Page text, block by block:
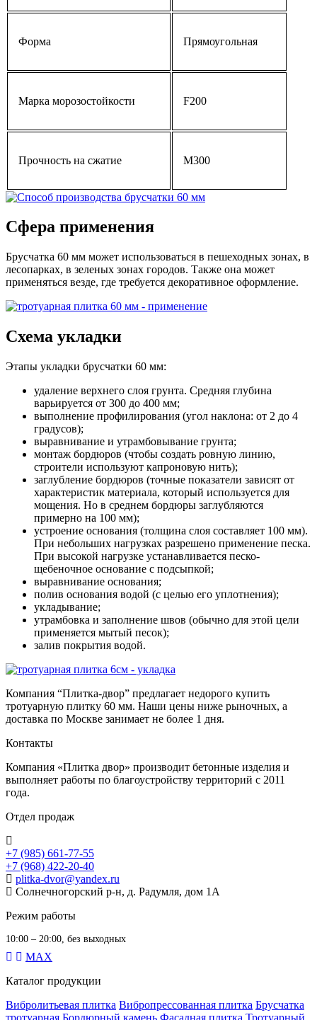
Форма Прямоугольная
Марка морозостойкости F200
Прочность на сжатие М300
Сфера применения
Брусчатка 60 мм может использоваться в пешеходных зонах, в
лесопарках, в зеленых зонах городов. Также она может
применяться везде, где требуется декоративное оформление.
Схема укладки
Этапы укладки брусчатки 60 мм:
удаление верхнего слоя грунта. Средняя глубина
варьируется от 300 до 400 мм;
выполнение профилирования (угол наклона: от 2 до 4
градусов);
выравнивание и утрамбовывание грунта;
монтаж бордюров (чтобы создать ровную линию,
строители используют капроновую нить);
заглубление бордюров (точные показатели зависят от
характеристик материала, который используется для
мощения. Но в среднем бордюры заглубляются
примерно на 100 мм);
устроение основания (толщина слоя составляет 100 мм).
При небольших нагрузках разрешено применение песка.
При высокой нагрузке устанавливается песко-
щебеночное основание с подсыпкой;
выравнивание основания;
полив основания водой (с целью его уплотнения);
укладывание;
утрамбовка и заполнение швов (обычно для этой цели
применяется мытый песок);
залив покрытия водой.
Компания “Плитка-двор” предлагает недорого купить
тротуарную плитку 60 мм. Наши цены ниже рыночных, а
доставка по Москве занимает не более 1 дня.
Контакты
Компания «Плитка двор» производит бетонные изделия и
выполняет работы по благоустройству территорий с 2011
года.
Отдел продаж
+7 (985) 661-77-55
+7 (968) 422-20-40
plitka-dvor@yandex.ru
Солнечногорский р-н, д. Радумля, дом 1А
Режим работы
10:00 – 20:00, без выходных
MAX
Каталог продукции
Вибролитьевая плитка Вибропрессованная плитка Брусчатка